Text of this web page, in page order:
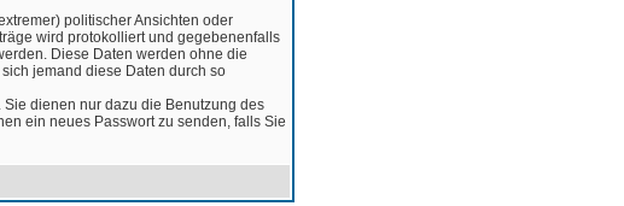
politischer Ansichten oder
wird protokolliert und gegebenenfalls
Diese Daten werden ohne die
jemand diese Daten durch so
dienen nur dazu die Benutzung des
ein neues Passwort zu senden, falls Sie